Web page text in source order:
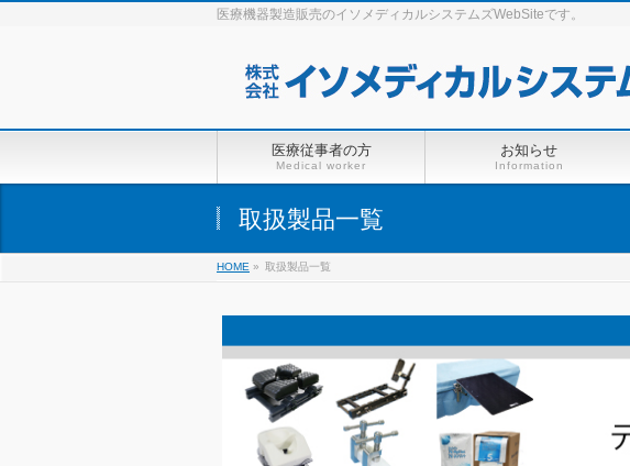
医療機器製造販売のイソメディカルシステムズWebSiteです。
医療従事者の方
Medical worker
お知らせ
Information
取扱製品一覧
HOME » 取扱製品一覧